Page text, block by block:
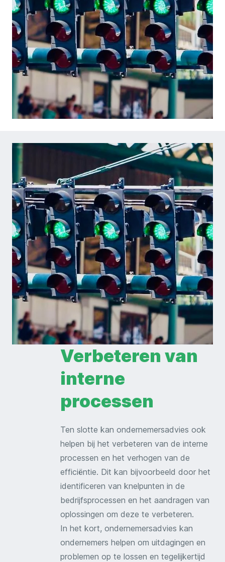
Verbeteren van
interne
processen
Ten slotte kan ondernemersadvies ook
helpen bij het verbeteren van de interne
processen en het verhogen van de
efficiëntie. Dit kan bijvoorbeeld door het
identificeren van knelpunten in de
bedrijfsprocessen en het aandragen van
oplossingen om deze te verbeteren.
In het kort, ondernemersadvies kan
ondernemers helpen om uitdagingen en
problemen op te lossen en tegelijkertijd